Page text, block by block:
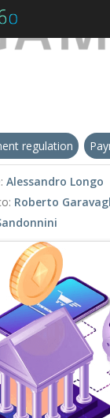
regulation
Alessandro Longo
Roberto